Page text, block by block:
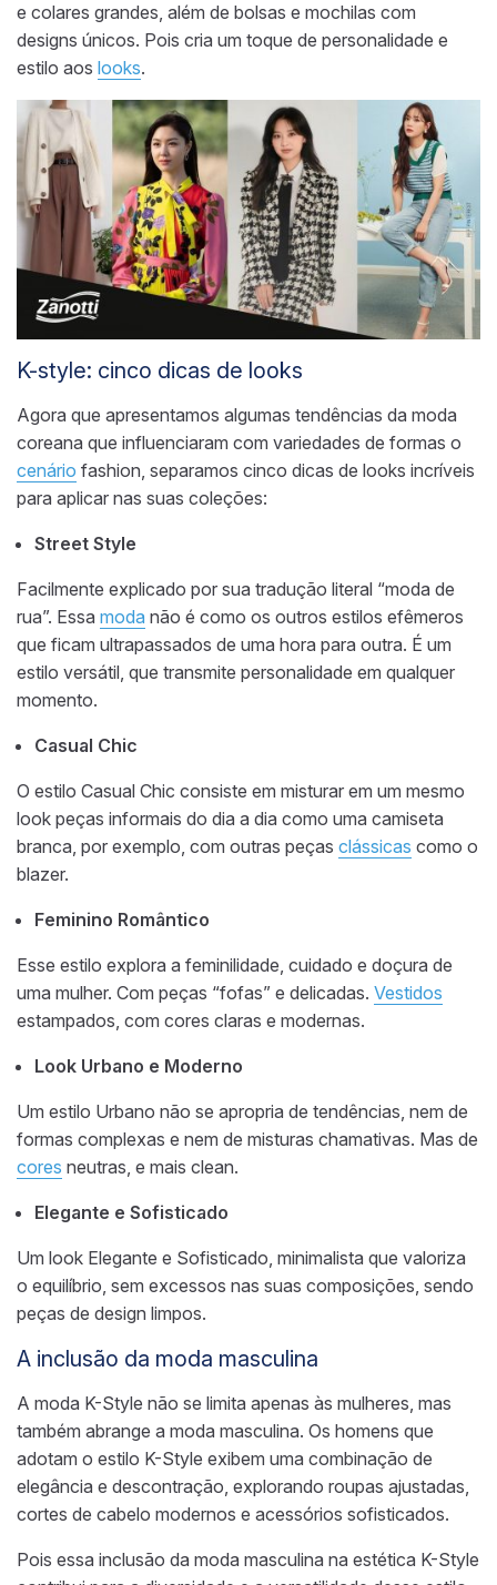
e colares grandes, além de bolsas e mochilas com
designs únicos. Pois cria um toque de personalidade e
estilo aos looks.
K-style: cinco dicas de looks
Agora que apresentamos algumas tendências da moda
coreana que influenciaram com variedades de formas o
cenário fashion, separamos cinco dicas de looks incríveis
para aplicar nas suas coleções:
Street Style
Facilmente explicado por sua tradução literal “moda de
rua”. Essa moda não é como os outros estilos efêmeros
que ficam ultrapassados de uma hora para outra. É um
estilo versátil, que transmite personalidade em qualquer
momento.
Casual Chic
O estilo Casual Chic consiste em misturar em um mesmo
look peças informais do dia a dia como uma camiseta
branca, por exemplo, com outras peças clássicas como o
blazer.
Feminino Romântico
Esse estilo explora a feminilidade, cuidado e doçura de
uma mulher. Com peças “fofas” e delicadas. Vestidos
estampados, com cores claras e modernas.
Look Urbano e Moderno
Um estilo Urbano não se apropria de tendências, nem de
formas complexas e nem de misturas chamativas. Mas de
cores neutras, e mais clean.
Elegante e Sofisticado
Um look Elegante e Sofisticado, minimalista que valoriza
o equilíbrio, sem excessos nas suas composições, sendo
peças de design limpos.
A inclusão da moda masculina
A moda K-Style não se limita apenas às mulheres, mas
também abrange a moda masculina. Os homens que
adotam o estilo K-Style exibem uma combinação de
elegância e descontração, explorando roupas ajustadas,
cortes de cabelo modernos e acessórios sofisticados.
Pois essa inclusão da moda masculina na estética K-Style